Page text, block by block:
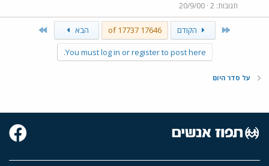
תגובות 2
20/9/00
First הקודם 17646 of 17737 הבא
You must log in or register to post here.
על סדר היום